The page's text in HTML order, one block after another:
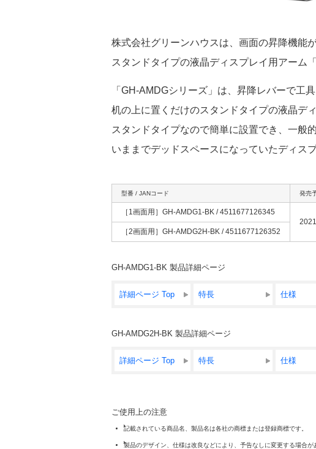
株式会社グリーンハウスは、画面の昇降機能が
スタンドタイプの液晶ディスプレイ用アーム
「GH-AMDGシリーズ」は、昇降レバーで工
机の上に置くだけのスタンドタイプの液晶デ
スタンドタイプなので簡単に設置でき、一般
いままでデッドスペースになっていたディス
型番 / JANコード 発売
［1画面用］GH-AMDG1-BK / 4511677126345
［2画面用］GH-AMDG2H-BK / 4511677126352
GH-AMDG1-BK 製品詳細ページ
詳細ページ Top 特長 仕様
GH-AMDG2H-BK 製品詳細ページ
詳細ページ Top 特長 仕様
ご使用上の注意
記載されている商品名、製品名は各社の商標または登録商標です。
製品のデザイン、仕様は改良などにより、予告なしに変更する場合が